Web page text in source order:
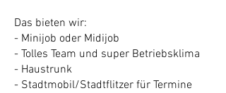
Das bieten wir:
- Minijob oder Midijob
- Tolles Team und super Betriebsklima
- Haustrunk
- Stadtmobil/Stadtflitzer für Termine